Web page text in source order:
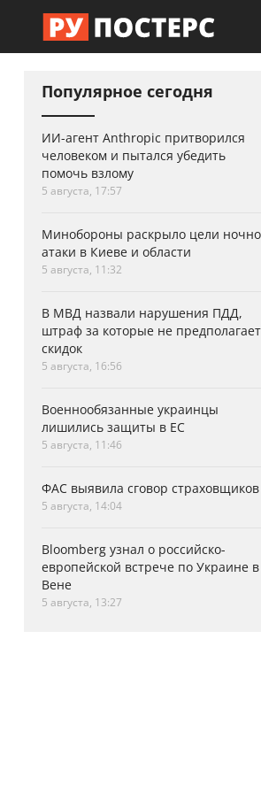
Популярное сегодня
ИИ-агент Anthropic притворился
человеком и пытался убедить
помочь взлому
5 августа, 17:57
Минобороны раскрыло цели
атаки в Киеве и области
5 августа, 11:32
В МВД назвали нарушения ПДД,
штраф за которые не предполагает
скидок
5 августа, 16:56
Военнообязанные украинцы
лишились защиты в ЕС
5 августа, 11:46
ФАС выявила сговор страховщиков
5 августа, 14:04
Bloomberg узнал о российско-
европейской встрече по Украине в
Вене
5 августа, 13:27